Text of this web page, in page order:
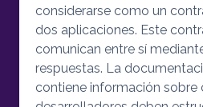
considerarse como un
dos aplicaciones. Este
comunican entre sí
respuestas. La
contiene información sobre